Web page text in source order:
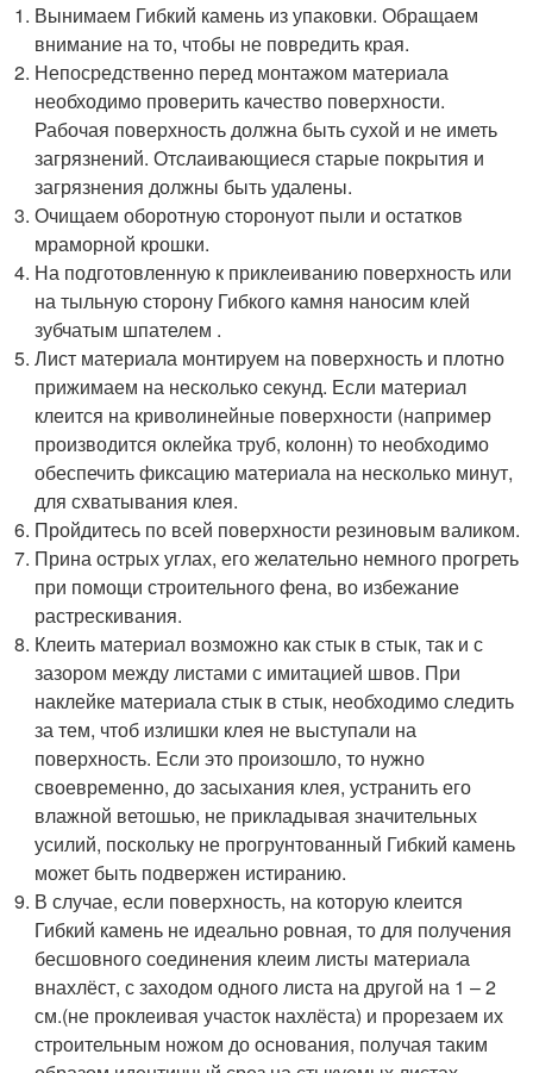
Вынимаем Гибкий камень из упаковки. Обращаем
внимание на то, чтобы не повредить края.
Непосредственно перед монтажом материала
необходимо проверить качество поверхности.
Рабочая поверхность должна быть сухой и не иметь
загрязнений. Отслаивающиеся старые покрытия и
загрязнения должны быть удалены.
Очищаем оборотную сторонуот пыли и остатков
мраморной крошки.
На подготовленную к приклеиванию поверхность или
на тыльную сторону Гибкого камня наносим клей
зубчатым шпателем .
Лист материала монтируем на поверхность и плотно
прижимаем на несколько секунд. Если материал
клеится на криволинейные поверхности (например
производится оклейка труб, колонн) то необходимо
обеспечить фиксацию материала на несколько минут,
для схватывания клея.
Пройдитесь по всей поверхности резиновым валиком.
Прина острых углах, его желательно немного прогреть
при помощи строительного фена, во избежание
растрескивания.
Клеить материал возможно как стык в стык, так и с
зазором между листами с имитацией швов. При
наклейке материала стык в стык, необходимо следить
за тем, чтоб излишки клея не выступали на
поверхность. Если это произошло, то нужно
своевременно, до засыхания клея, устранить его
влажной ветошью, не прикладывая значительных
усилий, поскольку не прогрунтованный Гибкий камень
может быть подвержен истиранию.
В случае, если поверхность, на которую клеится
Гибкий камень не идеально ровная, то для получения
бесшовного соединения клеим листы материала
внахлёст, с заходом одного листа на другой на 1 – 2
см.(не проклеивая участок нахлёста) и прорезаем их
строительным ножом до основания, получая таким